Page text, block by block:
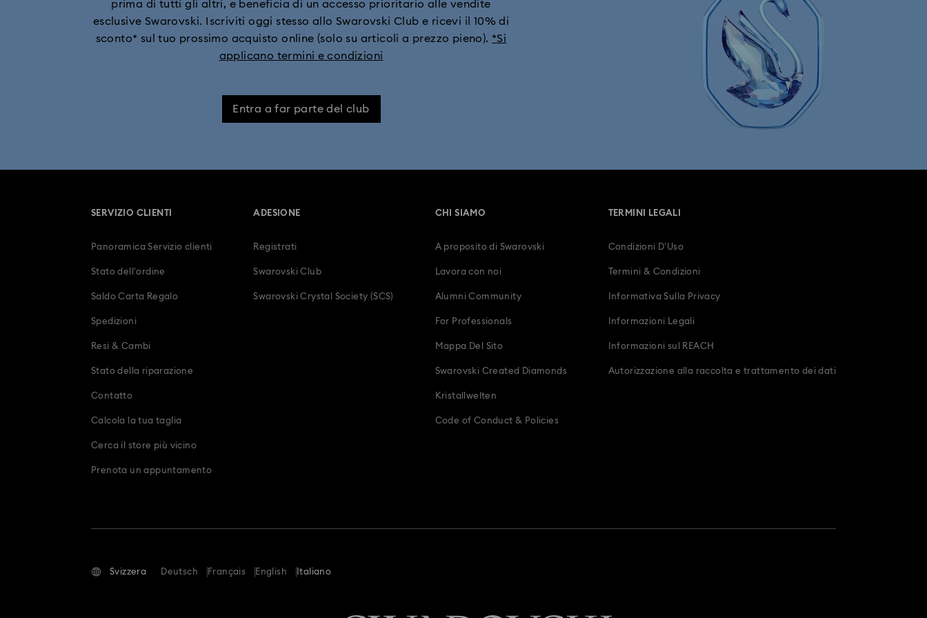
Gioielli luna in cristallo Gioielli per Capodanno
prima di tutti gli altri, e beneficia di un accesso prioritario alle vendite
esclusive Swarovski. Iscriviti oggi stesso allo Swarovski Club e ricevi il 10% di
sconto* sul tuo prossimo acquisto online (solo su articoli a prezzo pieno). *Si
applicano termini e condizioni
Entra a far parte del club
SERVIZIO CLIENTI
Panoramica Servizio clienti
Stato dell'ordine
Saldo Carta Regalo
Spedizioni
Resi & Cambi
Stato della riparazione
Contatto
Calcola la tua taglia
Cerca il store più vicino
Prenota un appuntamento
ADESIONE
Registrati
Swarovski Club
Swarovski Crystal Society (SCS)
CHI SIAMO
A proposito di Swarovski
Lavora con noi
Alumni Community
For Professionals
Mappa Del Sito
Swarovski Created Diamonds
Kristallwelten
Code of Conduct & Policies
TERMINI LEGALI
Condizioni D’Uso
Termini & Condizioni
Informativa Sulla Privacy
Informazioni Legali
Informazioni sul REACH
Autorizzazione alla raccolta e trattamento dei dati
Svizzera Deutsch Français English Italiano